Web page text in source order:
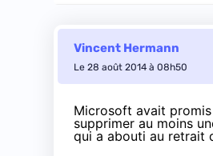
Vincent Hermann
Le 28 août 2014 à 08h50
Microsoft avait promis
supprimer au moins
qui a abouti au retrait